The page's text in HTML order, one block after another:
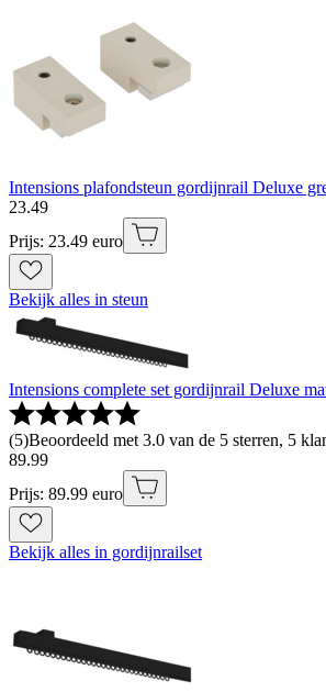
Intensions plafondsteun gordijnrail Deluxe
23.49
Prijs: 23.49 euro
Bekijk alles in steun
Intensions complete set gordijnrail Deluxe
(5)Beoordeeld met 3.0 van de 5 sterren, 5
89.99
Prijs: 89.99 euro
Bekijk alles in gordijnrailset